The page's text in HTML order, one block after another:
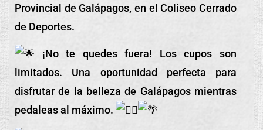
Provincial de Galápagos, en el Coliseo Cerrado
de Deportes.
¡No te quedes fuera! Los cupos son
limitados. Una oportunidad perfecta para
disfrutar de la belleza de Galápagos mientras
pedaleas al máximo.